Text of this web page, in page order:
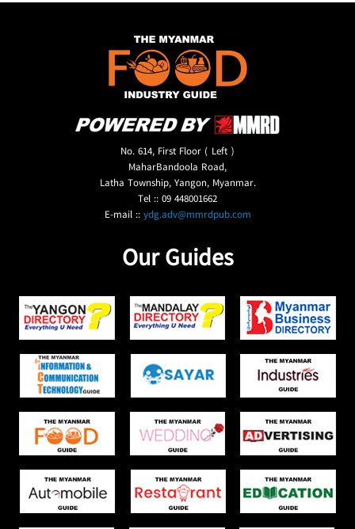
No. 614, First Floor ( Left )
MaharBandoola Road,
Latha Township, Yangon, Myanmar.
Tel :: 09 448001662
E-mail ::ydg.adv@mmrdpub.com
Our Guides